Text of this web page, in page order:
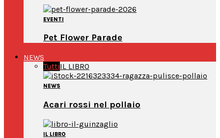
EVENTI
Pet Flower Parade
NEWS
TuttiIL LIBRO
NEWS
Acari rossi nel pollaio
IL LIBRO